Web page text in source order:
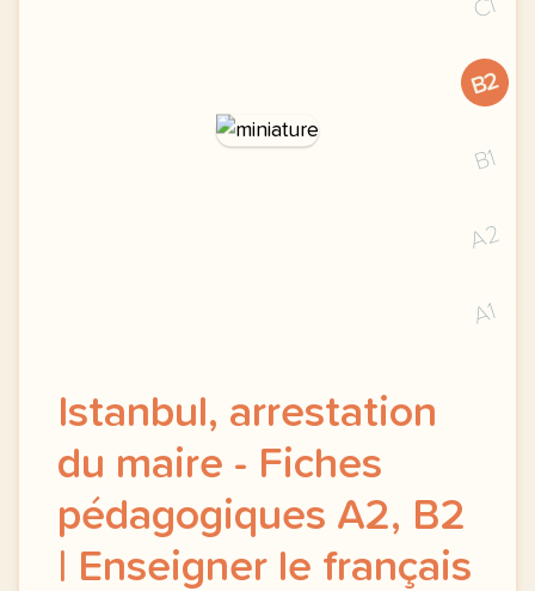
C1
B2
B1
A2
A1
Istanbul, arrestation
du maire - Fiches
pédagogiques A2, B2
| Enseigner le français